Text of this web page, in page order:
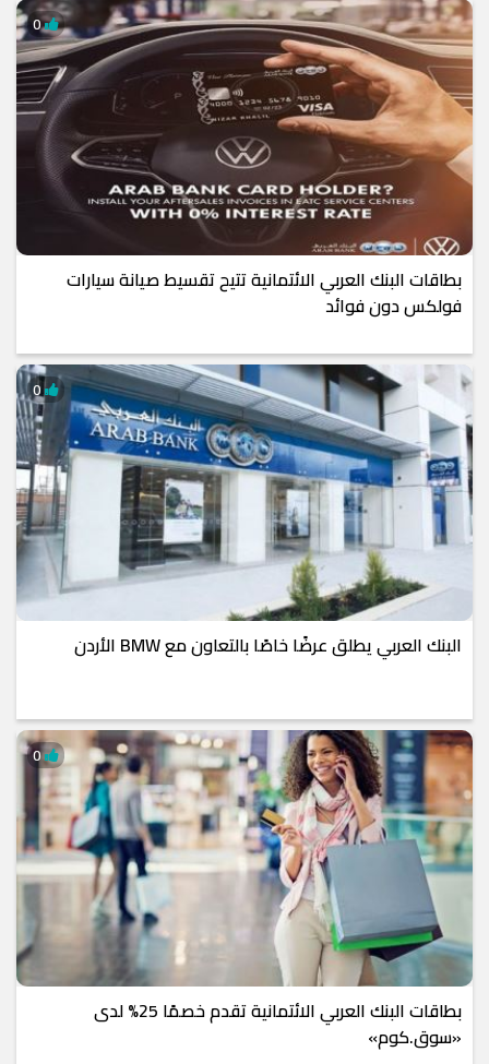
بطاقات البنك العربي الائتمانية تتيح تقسيط صيانة سيارات
فولكس دون فوائد
0
البنك العربي يطلق عرضًا خاصًا بالتعاون مع BMW الأردن
0
بطاقات البنك العربي الائتمانية تقدم خصمًا 25% لدى
«سوق.كوم»
0